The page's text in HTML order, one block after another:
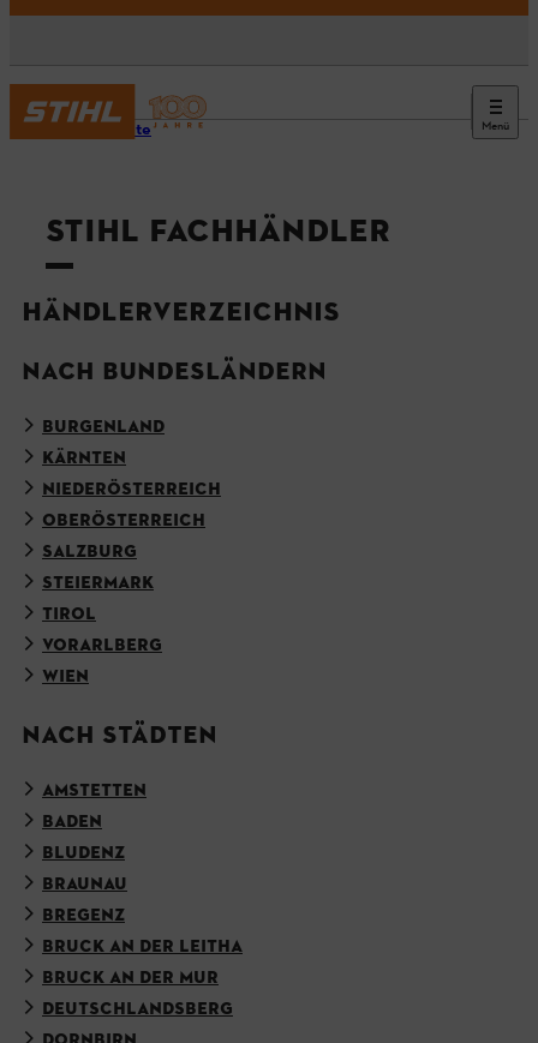
Menü
Startseite
STIHL FACHHÄNDLER
HÄNDLERVERZEICHNIS
NACH BUNDESLÄNDERN
BURGENLAND
KÄRNTEN
NIEDERÖSTERREICH
OBERÖSTERREICH
SALZBURG
STEIERMARK
TIROL
VORARLBERG
WIEN
NACH STÄDTEN
AMSTETTEN
BADEN
BLUDENZ
BRAUNAU
BREGENZ
BRUCK AN DER LEITHA
BRUCK AN DER MUR
DEUTSCHLANDSBERG